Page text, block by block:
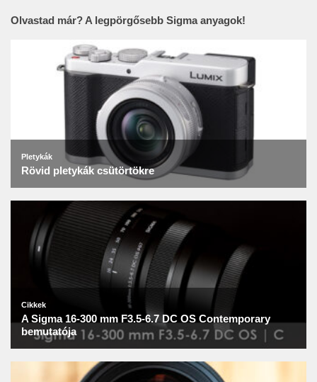
Olvastad már? A legpörgősebb Sigma anyagok!